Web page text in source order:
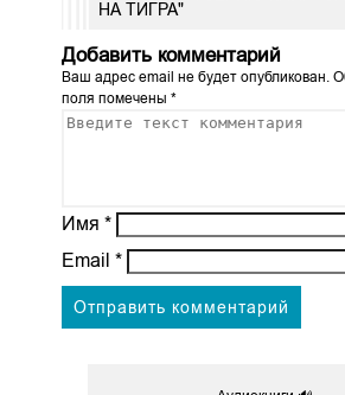
НА ТИГРА"
Добавить комментарий
Ваш адрес email не будет опубликован.
поля помечены *
Имя *
Email *